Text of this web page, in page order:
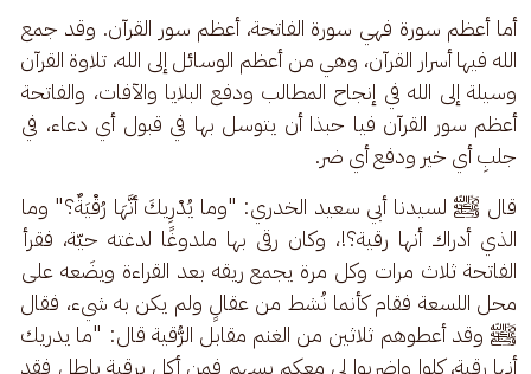
أما أعظم سورة فهي سورة الفاتحة، أعظم سور القرآن. وقد جمع
الله فيها أسرار القرآن، وهي من أعظم الوسائل إلى الله، تلاوة القرآن
وسيلة إلى الله في إنجاح المطالب ودفع البلايا والآفات، والفاتحة
أعظم سور القرآن فيا حبذا أن يتوسل بها في قبول أي دعاء، في
جلبِ أي خير ودفع أي ضر.
قال ﷺ لسيدنا أبي سعيد الخدري: "وما يُدْرِيكَ أنَّهَا رُقْيَةٌ؟" وما
الذي أدراك أنها رقية؟!، وكان رقى بها ملدوغًا لدغته حيّة، فقرأ
الفاتحة ثلاث مرات وكل مرة يجمع ريقه بعد القراءة ويضَعه على
محل اللسعة فقام كأنما نُشط من عقالٍ ولم يكن به شيء، فقال
ﷺ وقد أعطوهم ثلاثين من الغنم مقابل الرُّقية قال: "ما يدريك
أنها رقية، كلوا واضربوا لي معكم بسهمٍ فمن أكل برقية باطل فقد